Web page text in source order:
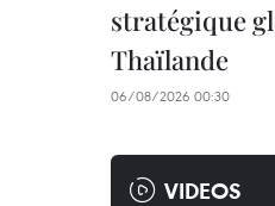
stratégique
Thaïlande
06/08/2026 00:30
VIDEOS